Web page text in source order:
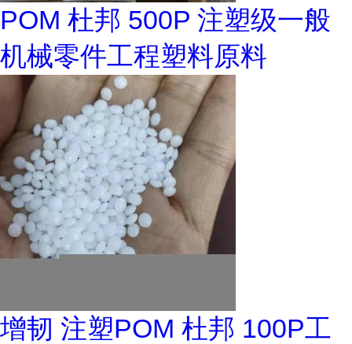
POM 杜邦 500P 注塑级一般
机械零件工程塑料原料
增韧 注塑POM 杜邦 100P工